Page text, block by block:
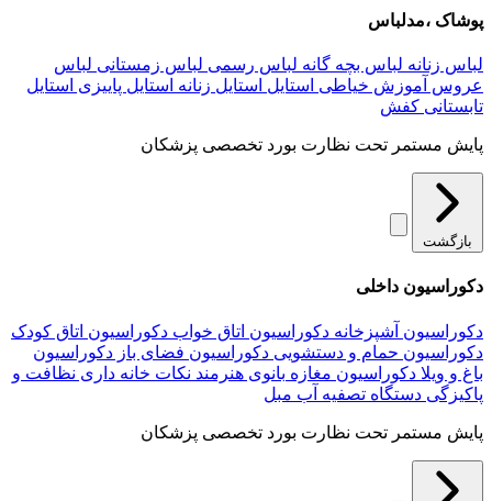
پوشاک ،مدلباس
لباس زنانه لباس بچه گانه لباس رسمی لباس زمستانی لباس
عروس آموزش خیاطی استایل استایل زنانه استایل پاییزی استایل
تابستانی کفش
پایش مستمر تحت نظارت بورد تخصصی پزشکان
بازگشت
دکوراسیون داخلی
دکوراسیون آشپزخانه دکوراسیون اتاق خواب دکوراسیون اتاق کودک
دکوراسیون حمام و دستشویی دکوراسیون فضای باز دکوراسیون
باغ و ویلا دکوراسیون مغازه بانوی هنرمند نکات خانه داری نظافت و
پاکیزگی دستگاه تصفیه آب مبل
پایش مستمر تحت نظارت بورد تخصصی پزشکان